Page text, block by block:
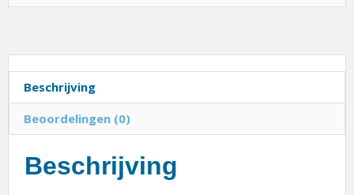
Beschrijving
Beoordelingen (0)
Beschrijving